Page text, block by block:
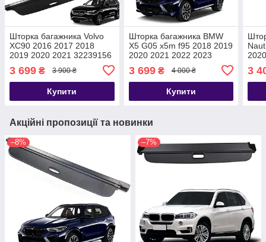
Шторка багажника Volvo
XC90 2016 2017 2018
2019 2020 2021 32239156
жалюзі
3 699 ₴ 3 900 ₴
Купити
Шторка багажника BMW
X5 G05 x5m f95 2018 2019
2020 2021 2022 2023
3 699₴ 4 000 ₴
Купити
3
Акційні пропозиції та новинки
–8% –7%